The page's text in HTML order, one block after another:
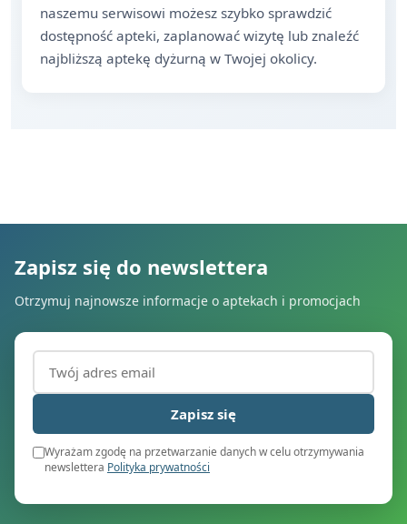
naszemu serwisowi możesz szybko sprawdzić
dostępność apteki, zaplanować wizytę lub znaleźć
najbliższą aptekę dyżurną w Twojej okolicy.
Zapisz się do newslettera
Otrzymuj najnowsze informacje o aptekach i promocjach
Adres email (wymagany)
Zapisz się
Wyrażam zgodę na przetwarzanie danych w celu otrzymywania
newslettera Polityka prywatności